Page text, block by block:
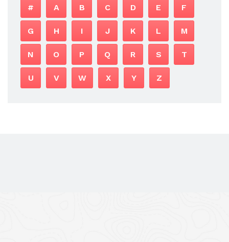
# A B C D E F
G H I J K L M
N O P Q R S T
U V W X Y Z